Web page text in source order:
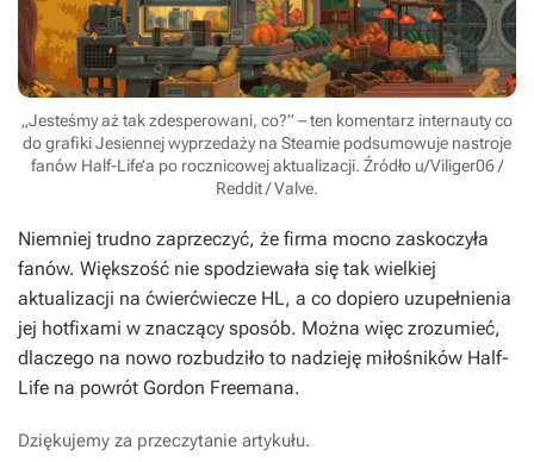
„Jesteśmy aż tak zdesperowani, co?” – ten komentarz internauty co
do grafiki Jesiennej wyprzedaży na Steamie podsumowuje nastroje
fanów Half-Life’a po rocznicowej aktualizacji. Źródło u/Viliger06 /
Reddit / Valve.
Niemniej trudno zaprzeczyć, że firma mocno zaskoczyła
fanów. Większość nie spodziewała się tak wielkiej
aktualizacji na ćwierćwiecze HL, a co dopiero uzupełnienia
jej hotfixami w znaczący sposób. Można więc zrozumieć,
dlaczego na nowo rozbudziło to nadzieję miłośników Half-
Life na powrót Gordon Freemana.
Dziękujemy za przeczytanie artykułu.